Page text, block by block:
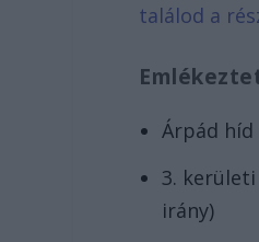
találod a
Árpád
3.
irány)